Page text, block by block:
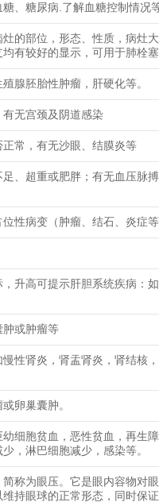
、糖尿病.了解血糖控制情况
的部位，形态、性质，病灶
有较好的显示，可用于肺栓塞
腺胚胎性肿瘤，肝硬化等。
无宫颈及阴道感染
常，有无沙眼、结膜炎等
、超重或肥胖；有无血压脉
性病变（肿瘤、结石、炎症等
升高可提示肝胆系统疾病：
肿或肿瘤等
性肾炎，肾盂肾炎，肾结核，
卵巢囊肿。
细胞贫血，恶性贫血，再生
，淋巴细胞减少，感染等。
称为眼压。它是眼内容物对
持眼球的正常形态，同时保